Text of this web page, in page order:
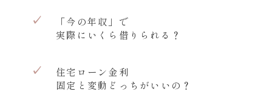
✓
「今の年収」で
実際にいくら借りられる？
✓
住宅ローン金利
固定と変動どっちがいいの？